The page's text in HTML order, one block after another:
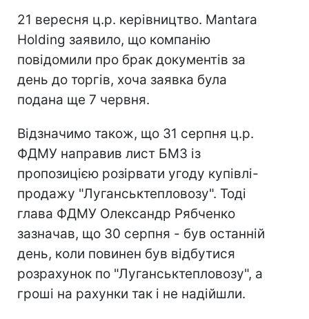
21 вересня ц.р. керівництво. Mantara
Holding заявило, що компанію
повідомили про брак документів за
день до торгів, хоча заявка була
подана ще 7 червня.
Відзначимо також, що 31 серпня ц.р.
ФДМУ направив лист БМЗ із
пропозицією розірвати угоду купівлі-
продажу "Луганськтепловозу". Тоді
глава ФДМУ Олександр Рябченко
зазначав, що 30 серпня - був останній
день, коли повинен був відбутися
розрахунок по "Луганськтепловозу", а
гроші на рахунки так і не надійшли.